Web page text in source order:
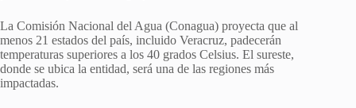
La Comisión Nacional del Agua (Conagua) proyecta que al
menos 21 estados del país, incluido Veracruz, padecerán
temperaturas superiores a los 40 grados Celsius. El sureste,
donde se ubica la entidad, será una de las regiones más
impactadas.